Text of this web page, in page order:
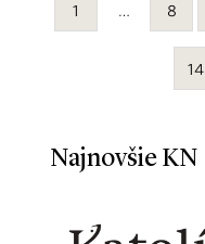
1 … 8
14
Najnovšie KN